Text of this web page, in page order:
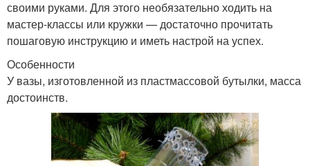
своими руками. Для этого необязательно ходить на
мастер-классы или кружки — достаточно прочитать
пошаговую инструкцию и иметь настрой на успех.
Особенности
У вазы, изготовленной из пластмассовой бутылки, масса
достоинств.